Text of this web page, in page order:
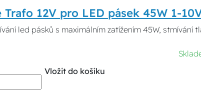
12V pro LED pásek 45W 1-
led pásků s maximálním zatížením 45W, stmívání
Vložit do košíku